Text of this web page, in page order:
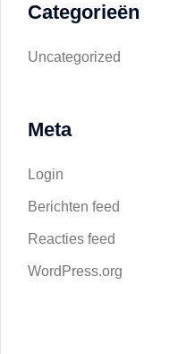
Categorieën
Uncategorized
Meta
Login
Berichten feed
Reacties feed
WordPress.org